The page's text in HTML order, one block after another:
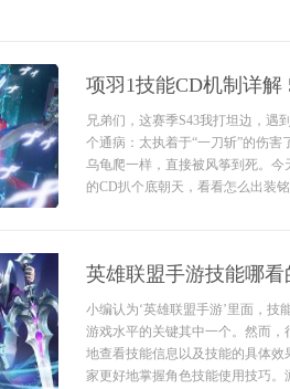
项羽1技能CD机制详
兄弟们，这赛季S43我打坦边，遇
个通病：太执着于“一刀斩”的伤
乌龟爬一样，直接被风筝到死。
的CD扒个底朝天，看看怎么出装
英雄联盟手游技能哪看
小编认为‘英雄联盟手游’里面，
游戏水平的关键其中一个。然而
地查看技能信息以及技能的具体
家更好地掌握角色技能使用技巧。